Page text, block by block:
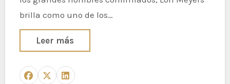
brilla como uno de los…
Leer más